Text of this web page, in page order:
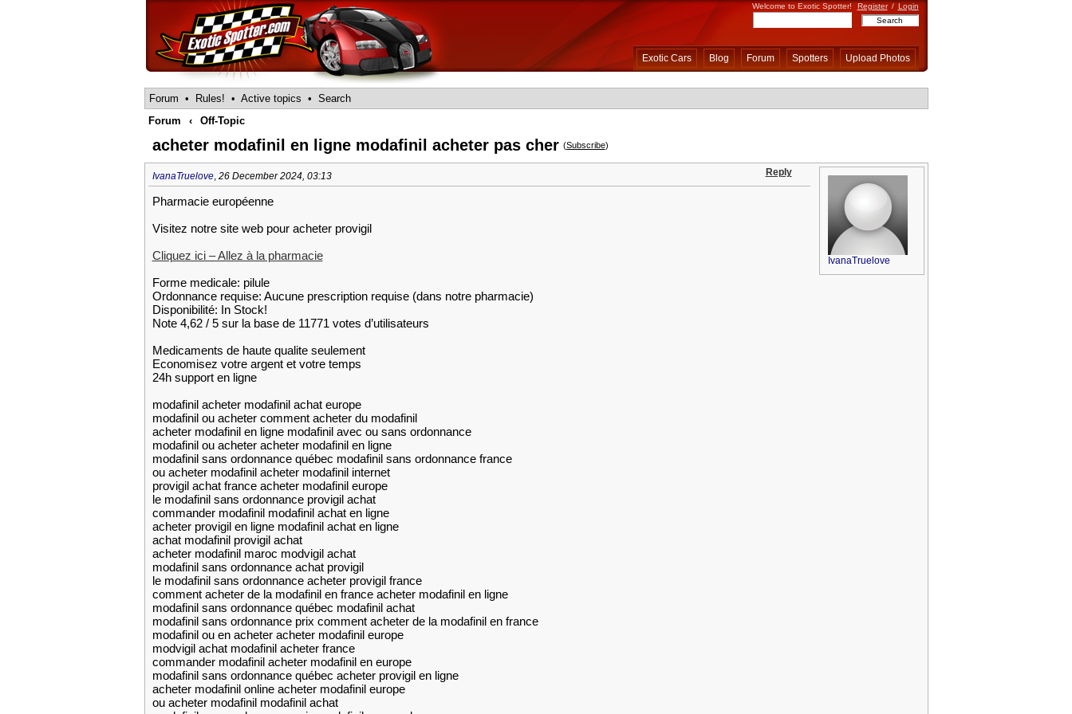
Welcome to Exotic Spotter! Register / Login
Exotic Cars Blog Forum Spotters Upload Photos
Forum • Rules! • Active topics • Search
Forum
‹ Off-Topic
acheter modafinil en ligne modafinil acheter pas cher (Subscribe)
IvanaTruelove, 26 December 2024, 03:13 Reply
Pharmacie européenne
Visitez notre site web pour acheter provigil
Cliquez ici – Allez à la pharmacie
Forme medicale: pilule
Ordonnance requise: Aucune prescription requise (dans notre pharmacie)
Disponibilité: In Stock!
Note 4,62 / 5 sur la base de 11771 votes d’utilisateurs
Medicaments de haute qualite seulement
Economisez votre argent et votre temps
24h support en ligne
modafinil acheter modafinil achat europe
modafinil ou acheter comment acheter du modafinil
acheter modafinil en ligne modafinil avec ou sans ordonnance
modafinil ou acheter acheter modafinil en ligne
modafinil sans ordonnance québec modafinil sans ordonnance france
ou acheter modafinil acheter modafinil internet
provigil achat france acheter modafinil europe
le modafinil sans ordonnance provigil achat
commander modafinil modafinil achat en ligne
acheter provigil en ligne modafinil achat en ligne
achat modafinil provigil achat
acheter modafinil maroc modvigil achat
modafinil sans ordonnance achat provigil
le modafinil sans ordonnance acheter provigil france
comment acheter de la modafinil en france acheter modafinil en ligne
modafinil sans ordonnance québec modafinil achat
modafinil sans ordonnance prix comment acheter de la modafinil en france
modafinil ou en acheter acheter modafinil europe
modvigil achat modafinil acheter france
commander modafinil acheter modafinil en europe
modafinil sans ordonnance québec acheter provigil en ligne
acheter modafinil online acheter modafinil europe
ou acheter modafinil modafinil achat
IvanaTruelove